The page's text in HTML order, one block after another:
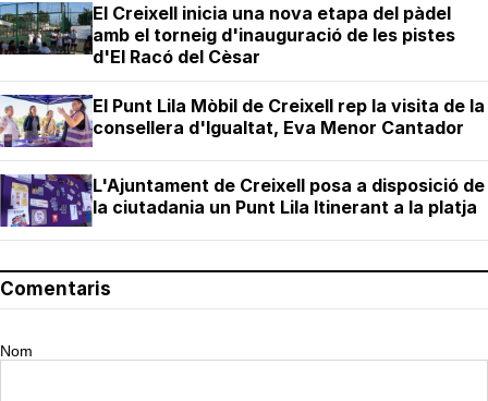
El Creixell inicia una nova etapa del pàdel
amb el torneig d'inauguració de les pistes
d'El Racó del Cèsar
El Punt Lila Mòbil de Creixell rep la visita de la
consellera d'Igualtat, Eva Menor Cantador
L'Ajuntament de Creixell posa a disposició de
la ciutadania un Punt Lila Itinerant a la platja
Comentaris
Nom